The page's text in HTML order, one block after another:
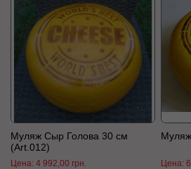
Муляж Сыр Голова 30 см
(Art.012)
Цена:4 992,00 грн. Цена: